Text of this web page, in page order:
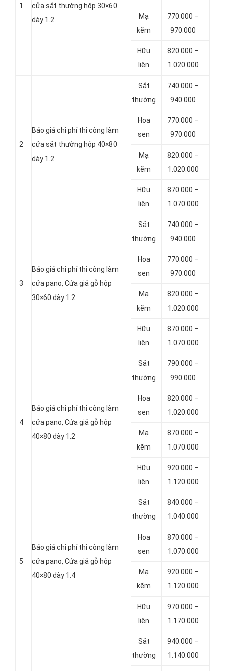
1
cửa sắt thường hộp 30×60
dày 1.2
Mạ
kẽm
770.000 –
970.000
Hữu
liên
820.000 –
1.020.000
2
Báo giá chi phí thi công làm
cửa sắt thường hộp 40×80
dày 1.2
Sắt
thường
740.000 –
940.000
Hoa
sen
770.000 –
970.000
Mạ
kẽm
820.000 –
1.020.000
Hữu
liên
870.000 –
1.070.000
3
Báo giá chi phí thi công làm
cửa pano, Cửa giả gỗ hộp
30×60 dày 1.2
Sắt
thường
740.000 –
940.000
Hoa
sen
770.000 –
970.000
Mạ
kẽm
820.000 –
1.020.000
Hữu
liên
870.000 –
1.070.000
4
Báo giá chi phí thi công làm
cửa pano, Cửa giả gỗ hộp
40×80 dày 1.2
Sắt
thường
790.000 –
990.000
Hoa
sen
820.000 –
1.020.000
Mạ
kẽm
870.000 –
1.070.000
Hữu
liên
920.000 –
1.120.000
5
Báo giá chi phí thi công làm
cửa pano, Cửa giả gỗ hộp
40×80 dày 1.4
Sắt
thường
840.000 –
1.040.000
Hoa
sen
870.000 –
1.070.000
Mạ
kẽm
920.000 –
1.120.000
Hữu
liên
970.000 –
1.170.000
Sắt
thường
940.000 –
1.140.000